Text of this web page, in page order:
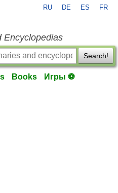
RU DE ES FR
Encyclopedias
Search!
Books Игры ⚽